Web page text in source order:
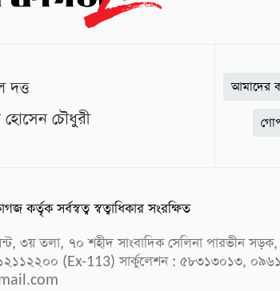
দত্ত
হোসেন চৌধুরী
আমাদের
কর্তৃক সর্বস্বত্ব স্বত্বাধিকার সংরক্ষিত
৩য় তলা, ৭০ শহীদ সাংবাদিক সেলিনা পারভীন
(Ex-113) সার্কুলেশন : ৫৮৩১৩০১৩,